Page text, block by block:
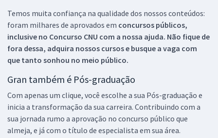
Temos muita confiança na qualidade dos nossos conteúdos:
foram milhares de aprovados em concursos públicos,
inclusive no Concurso CNU com a nossa ajuda. Não fique de
fora dessa, adquira nossos cursos e busque a vaga com
que tanto sonhou no meio público.
Gran também é Pós-graduação
Com apenas um clique, você escolhe a sua Pós-graduação e
inicia a transformação da sua carreira. Contribuindo com a
sua jornada rumo a aprovação no concurso público que
almeja, e já com o título de especialista em sua área.